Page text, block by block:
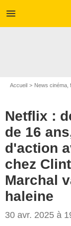
menu
Accueil News cinéma,
Netflix :
de 16
d'action
chez
Marchal
haleine
30 avr. 2025 à